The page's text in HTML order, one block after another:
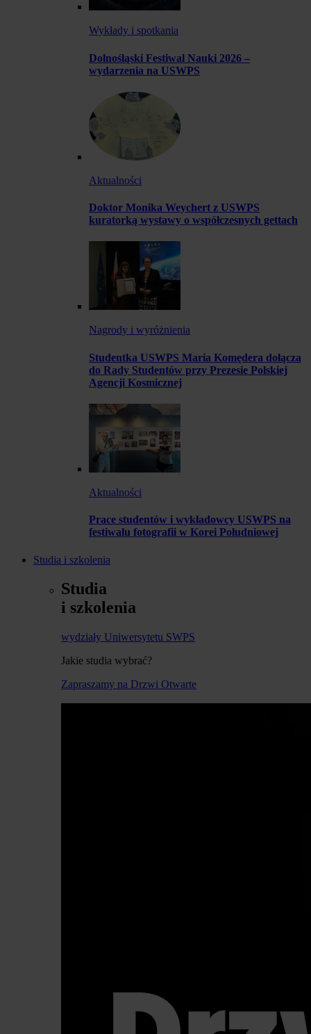
Wykłady i spotkania
Dolnośląski Festiwal Nauki 2026 –
wydarzenia na USWPS
Aktualności
Doktor Monika Weychert z USWPS
kuratorką wystawy o współczesnych gettach
Nagrody i wyróżnienia
Studentka USWPS Maria Komędera dołącza
do Rady Studentów przy Prezesie Polskiej
Agencji Kosmicznej
Aktualności
Prace studentów i wykładowcy USWPS na
festiwalu fotografii w Korei Południowej
Studia i szkolenia
Studia
i szkolenia
wydziały Uniwersytetu SWPS
Jakie studia wybrać?
Zapraszamy na Drzwi Otwarte